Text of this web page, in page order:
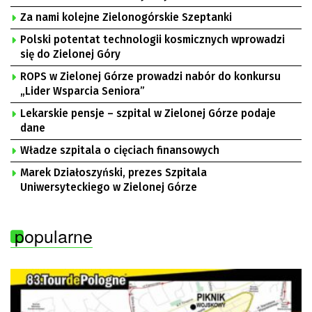
Za nami kolejne Zielonogórskie Szeptanki
Polski potentat technologii kosmicznych wprowadzi
się do Zielonej Góry
ROPS w Zielonej Górze prowadzi nabór do konkursu
„Lider Wsparcia Seniora”
Lekarskie pensje – szpital w Zielonej Górze podaje
dane
Władze szpitala o cięciach finansowych
Marek Działoszyński, prezes Szpitala
Uniwersyteckiego w Zielonej Górze
popularne